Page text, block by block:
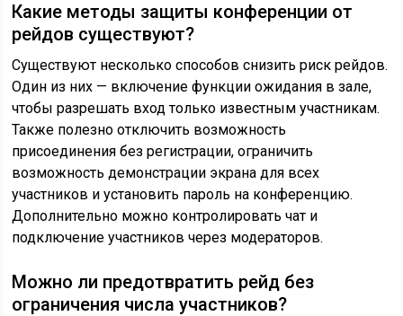
Какие методы защиты конференции от
рейдов существуют?
Существуют несколько способов снизить риск рейдов.
Один из них — включение функции ожидания в зале,
чтобы разрешать вход только известным участникам.
Также полезно отключить возможность
присоединения без регистрации, ограничить
возможность демонстрации экрана для всех
участников и установить пароль на конференцию.
Дополнительно можно контролировать чат и
подключение участников через модераторов.
Можно ли предотвратить рейд без
ограничения числа участников?